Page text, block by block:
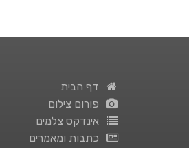
דף הבית
פורום צילום
אינדקס צלמים
כתבות ומאמרים